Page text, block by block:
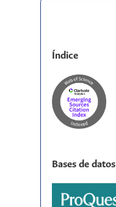
Índice
Bases de datos